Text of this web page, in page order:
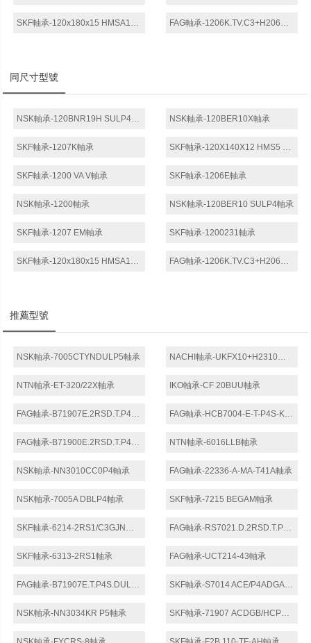
同尺寸型號
NSK軸承-120BER10X軸承
SKF軸承-1207K軸承
SKF軸承-1200 VA V軸承 SKF軸承-1206E軸承
NSK軸承-1200軸承 NSK軸承-120BER10 SULP4軸承
SKF軸承-1207 EM軸承 SKF軸承-1200231軸承
推薦型號
NSK軸承-7005CTYNDULP5軸承
NTN軸承-ET-320/22X軸承 IKO軸承-CF 20BUU軸承
NTN軸承-6016LLB軸承
NSK軸承-NN3010CC0P4軸承 FAG軸承-22336-A-MA-T41A軸承
NSK軸承-7005A DBLP4軸承 SKF軸承-7215 BEGAM軸承
SKF軸承-6313-2RS1軸承 FAG軸承-UCT214-43軸承
NSK軸承-NN3034KR P5軸承